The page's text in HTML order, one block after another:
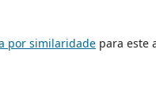
por similaridade para este